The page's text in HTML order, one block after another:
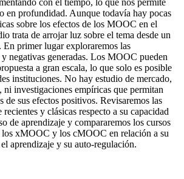
en profundidad. Aunque todavía hay pocas
sobre los efectos de los MOOC en el
trata de arrojar luz sobre el tema desde un
primer lugar exploraremos las
negativas generadas. Los MOOC pueden
a gran escala, lo que solo es posible
instituciones. No hay estudio de mercado,
investigaciones empíricas que permitan
de sus efectos positivos. Revisaremos las
y clásicas respecto a su capacidad
de aprendizaje y compararemos los cursos
los xMOOC y los cMOOC en relación a su
aprendizaje y su auto-regulación.